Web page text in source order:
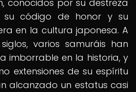
conocidos por su destreza
su código de honor y su
en la cultura japonesa. A
varios samuráis han
imborrable en la historia, y
extensiones de su espíritu
alcanzado un estatus casi